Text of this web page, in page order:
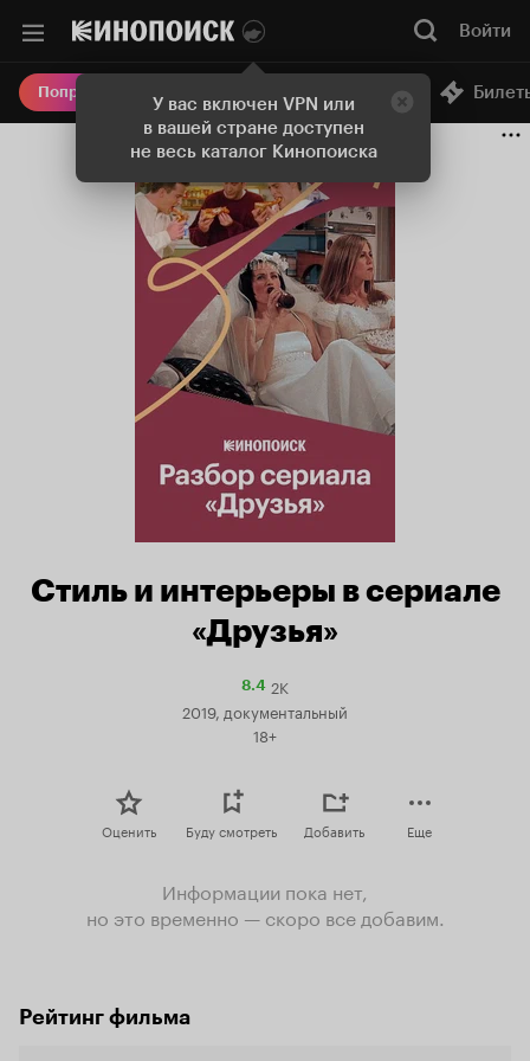
У вас включен VPN или
в вашей стране доступен
не весь каталог Кинопоиска
Войти
Попробовать Плюс Онлайн-кинотеатр
Стиль и интерьеры в сериале
«Друзья»
8.4Рейтинг
Кинопоиска
8.4
2K
2019, документальный
18+
Оценить Буду смотреть Добавить Еще
Информации пока нет,
но это временно — скоро все добавим.
Рейтинг фильма